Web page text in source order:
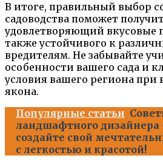
В итоге, правильный выбор
садоводства поможет
удовлетворяющий вкусовые
также устойчивого к
вредителям. Не забывайте
особенности вашего сада и
условия вашего региона при
якона.
Популярные статьи
ландшафтного дизайнера
создайте свой
с легкостью и красотой!